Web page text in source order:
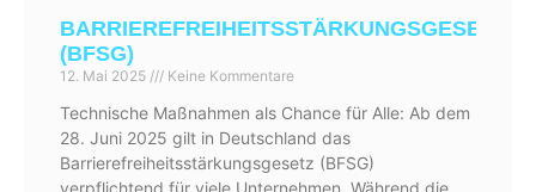
BARRIEREFREIHEITSSTÄRKUNGSGESETZ
(BFSG)
12. Mai 2025 Keine Kommentare
Technische Maßnahmen als Chance für Alle: Ab dem
28. Juni 2025 gilt in Deutschland das
Barrierefreiheitsstärkungsgesetz (BFSG)
verpflichtend für viele Unternehmen. Während die